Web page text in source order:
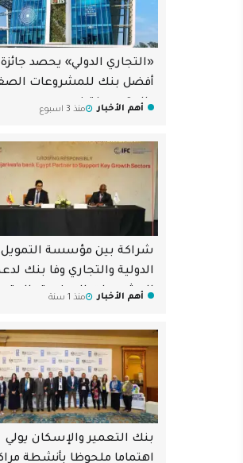
«التجاري الدولي» يحصد جائزة
أفضل بنك للمشروعات
والمتوسطة في مصر
أهم الأخبار منذ 3 اسبوع
شراكة بين مؤسسة التمويل
الدولية والتجاري وفا بنك
المشروعات الصغيرة
أهم الأخبار منذ 1 سنة
​بنك التعمير والإسكان يولي
اهتماما ملحوظا بأنشطة